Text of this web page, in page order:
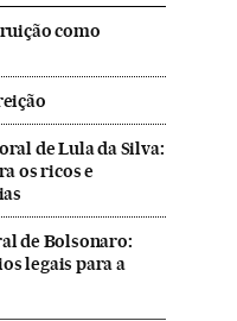
como
de Lula da Silva:
os ricos e
de Bolsonaro:
legais para a